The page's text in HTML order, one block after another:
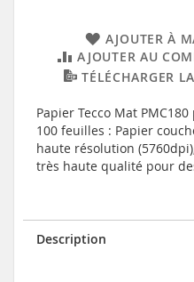
AJOUTER À
AJOUTER AU
TÉLÉCHARGER
Papier Tecco Mat
100 feuilles : Papier
haute résolution
très haute qualité pour
Description